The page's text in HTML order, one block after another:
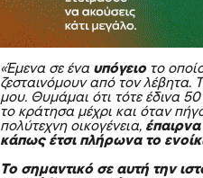
«Έµενα σε ένα υπόγειοτο
ζεσταινόμουν από τον λέβητα.
µου. Θυμάμαι ότι τότε έδινα
το κράτησα μέχρι και όταν
πολύτεχνη οικογένεια,
κάπως έτσι πλήρωνα το
Το σημαντικό σε αυτή την